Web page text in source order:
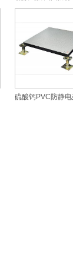
地板
硫酸钙PVC防静